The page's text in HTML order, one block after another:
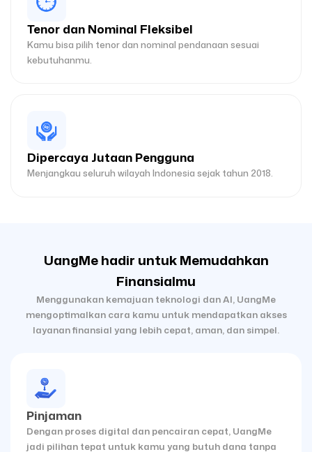
Tenor dan Nominal Fleksibel
Kamu bisa pilih tenor dan nominal pendanaan sesuai
kebutuhanmu.
Dipercaya Jutaan Pengguna
Menjangkau seluruh wilayah Indonesia sejak tahun 2018.
UangMe hadir untuk Memudahkan
Finansialmu
Menggunakan kemajuan teknologi dan AI, UangMe
mengoptimalkan cara kamu untuk mendapatkan akses
layanan finansial yang lebih cepat, aman, dan simpel.
Pinjaman
Dengan proses digital dan pencairan cepat, UangMe
jadi pilihan tepat untuk kamu yang butuh dana tanpa